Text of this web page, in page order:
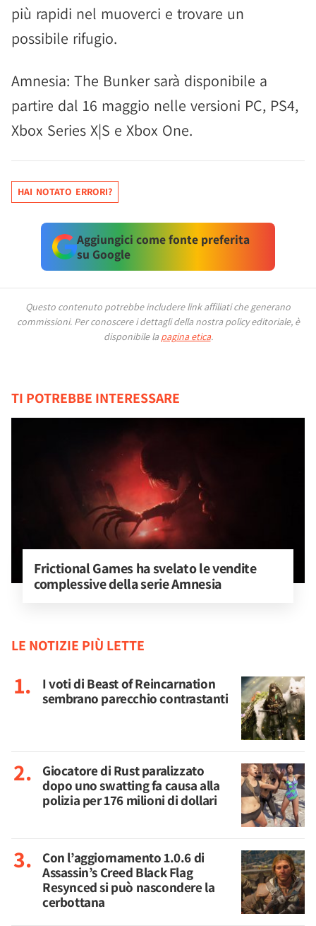
più rapidi nel muoverci e trovare un
possibile rifugio.
Amnesia: The Bunker sarà disponibile a
partire dal 16 maggio nelle versioni PC, PS4,
Xbox Series X|S e Xbox One.
HAI NOTATO ERRORI?
Aggiungici come fonte preferita
su Google
Questo contenuto potrebbe includere link affiliati che generano
commissioni. Per conoscere i dettagli della nostra policy editoriale, è
disponibile la pagina etica.
TI POTREBBE INTERESSARE
Frictional Games ha svelato le vendite
complessive della serie Amnesia
LE NOTIZIE PIÙ LETTE
I voti di Beast of Reincarnation
sembrano parecchio contrastanti
Giocatore di Rust paralizzato
dopo uno swatting fa causa alla
polizia per 176 milioni di dollari
Con l’aggiornamento 1.0.6 di
Assassin’s Creed Black Flag
Resynced si può nascondere la
cerbottana